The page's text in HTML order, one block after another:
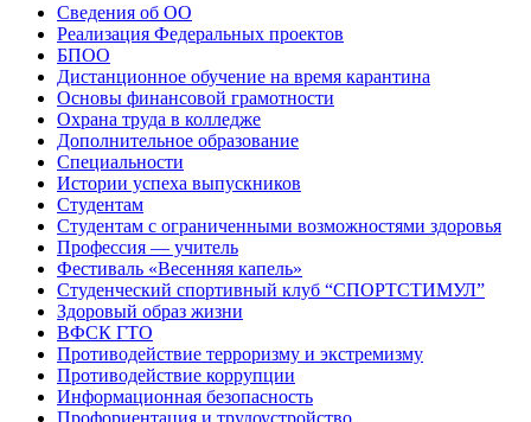
Сведения об ОО
Реализация Федеральных проектов
БПОО
Дистанционное обучение на время карантина
Основы финансовой грамотности
Охрана труда в колледже
Дополнительное образование
Специальности
Истории успеха выпускников
Студентам
Студентам с ограниченными возможностями здоровья
Профессия — учитель
Фестиваль «Весенняя капель»
Студенческий спортивный клуб “СПОРТСТИМУЛ”
Здоровый образ жизни
ВФСК ГТО
Противодействие терроризму и экстремизму
Противодействие коррупции
Информационная безопасность
Профориентация и трудоустройство